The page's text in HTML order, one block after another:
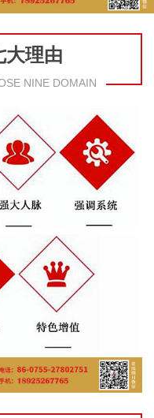
大理由
NINE DOMAIN